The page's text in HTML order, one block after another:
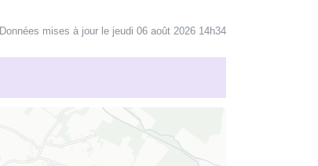
Données mises à jour le jeudi 06 août 2026 14h34